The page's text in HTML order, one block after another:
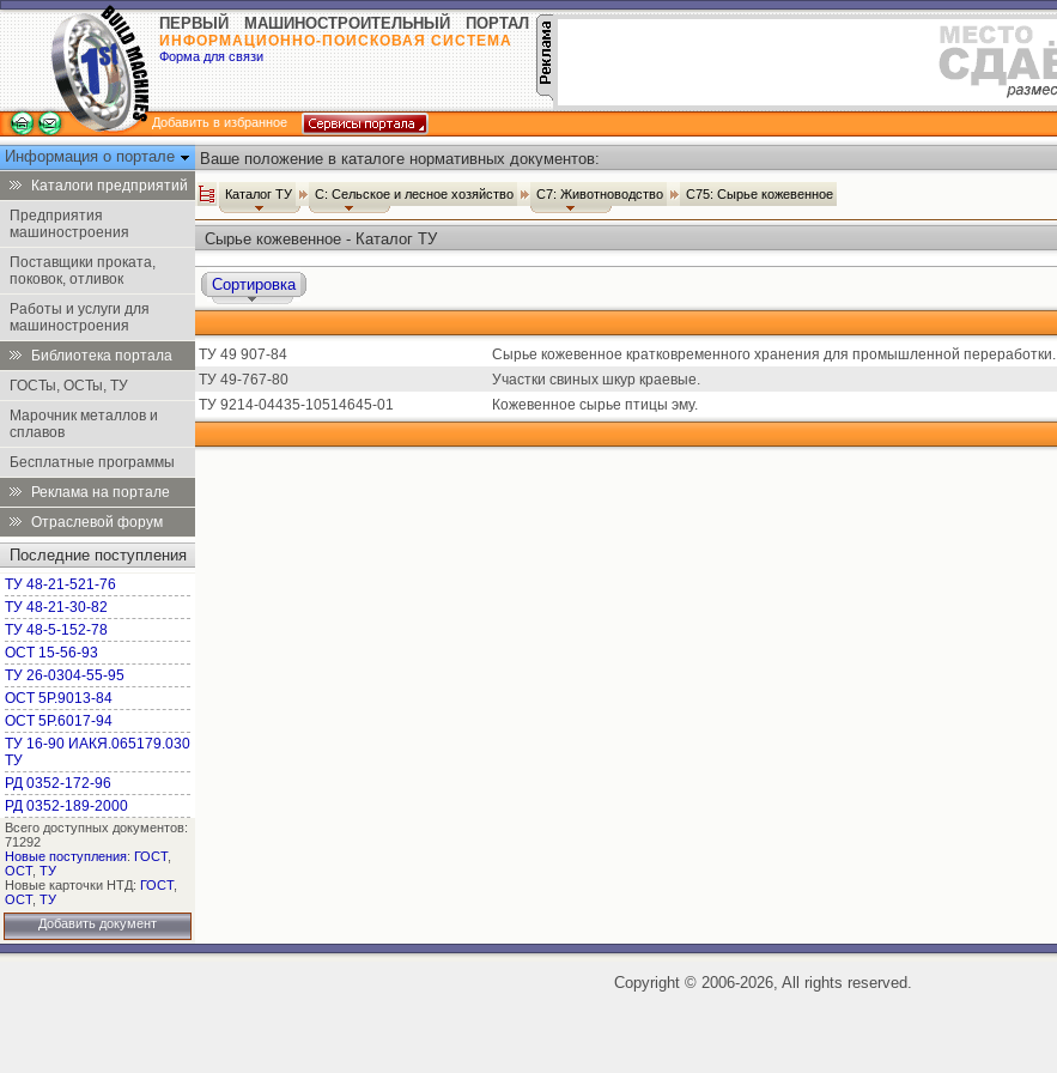
ПЕРВЫЙ МАШИНОСТРОИТЕЛЬНЫЙ ПОРТАЛ
ИНФОРМАЦИОННО-ПОИСКОВАЯ СИСТЕМА
Форма для связи
Добавить в избранное
Информация о портале
Каталоги предприятий
Предприятия
машиностроения
Поставщики проката,
поковок, отливок
Работы и услуги для
машиностроения
Библиотека портала
ГОСТы, ОСТы, ТУ
Марочник металлов и
сплавов
Бесплатные программы
Реклама на портале
Отраслевой форум
Последние поступления
ТУ 48-21-521-76
ТУ 48-21-30-82
ТУ 48-5-152-78
ОСТ 15-56-93
ТУ 26-0304-55-95
ОСТ 5Р.9013-84
ОСТ 5Р.6017-94
ТУ 16-90 ИАКЯ.065179.030
ТУ
РД 0352-172-96
РД 0352-189-2000
Всего доступных документов:
71292
Новые поступления: ГОСТ,
ОСТ, ТУ
Новые карточки НТД: ГОСТ,
ОСТ, ТУ
Добавить документ
Ваше положение в каталоге нормативных документов:
Каталог ТУ С: Сельское и лесное хозяйство С7: Животноводство С75: Сырье кожевенное
Сырье кожевенное - Каталог ТУ
Сортировка
ТУ 49 907-84
Сырье кожевенное кратковременного хранения для промышленной переработки.
ТУ 49-767-80
Участки свиных шкур краевые.
ТУ 9214-04435-10514645-01
Кожевенное сырье птицы эму.
Copyright ©2006-2026, All rights reserved.